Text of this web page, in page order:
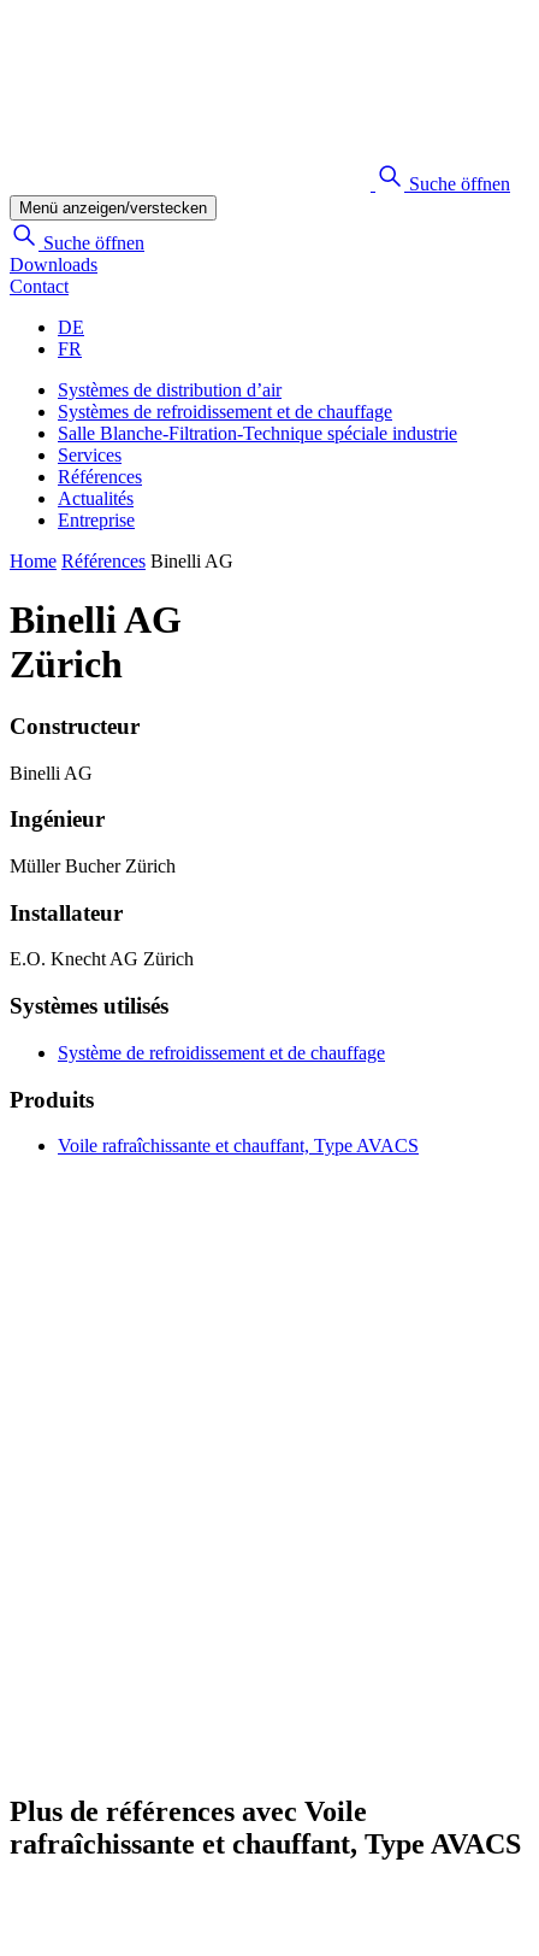
Suche öffnen
Menü anzeigen/verstecken
Suche öffnen
Downloads
Contact
DE
FR
Systèmes de distribution d’air
Systèmes de refroidissement et de chauffage
Salle Blanche-Filtration-Technique spéciale industrie
Services
Références
Actualités
Entreprise
Home Références Binelli AG
Binelli AG
Zürich
Constructeur
Binelli AG
Ingénieur
Müller Bucher Zürich
Installateur
E.O. Knecht AG Zürich
Systèmes utilisés
Système de refroidissement et de chauffage
Produits
Voile rafraîchissante et chauffant, Type AVACS
Plus de références avec Voile
rafraîchissante et chauffant, Type AVACS